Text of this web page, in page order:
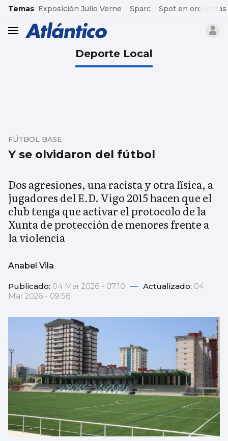
common.go-to-content
Temas Exposición Julio Verne Sparc Spot en orquestas
header.menu.open
Deporte Local
Y se olvidaron del fútbol
FÚTBOL BASE
Dos agresiones, una racista y otra física, a
jugadores del E.D. Vigo 2015 hacen que el
club tenga que activar el protocolo de la
Xunta de protección de menores frente a
la violencia
Anabel Vila
Publicado: 04 Mar 2026 - 07:10 — Actualizado: 04
Mar 2026 - 09:56